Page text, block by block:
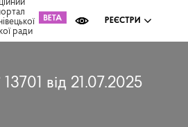
ради
РЕЄСТРИ
від 21.07.2025